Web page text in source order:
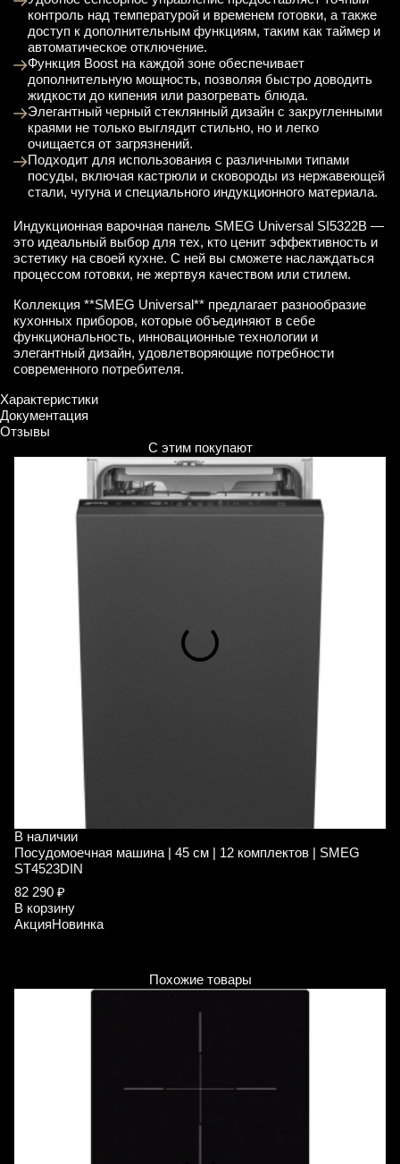
контроль над температурой и временем готовки, а также
доступ к дополнительным функциям, таким как таймер и
автоматическое отключение.
Функция Boost на каждой зоне обеспечивает
дополнительную мощность, позволяя быстро доводить
жидкости до кипения или разогревать блюда.
Элегантный черный стеклянный дизайн с закругленными
краями не только выглядит стильно, но и легко
очищается от загрязнений.
Подходит для использования с различными типами
посуды, включая кастрюли и сковороды из нержавеющей
стали, чугуна и специального индукционного материала.
Индукционная варочная панель SMEG Universal SI5322B —
это идеальный выбор для тех, кто ценит эффективность и
эстетику на своей кухне. С ней вы сможете наслаждаться
процессом готовки, не жертвуя качеством или стилем.
Коллекция **SMEG Universal** предлагает разнообразие
кухонных приборов, которые объединяют в себе
функциональность, инновационные технологии и
элегантный дизайн, удовлетворяющие потребности
современного потребителя.
Характеристики
Документация
Отзывы
С этим покупают
В наличии
Посудомоечная машина | 45 см | 12 комплектов | SMEG
ST4523DIN
82 290 ₽
В корзину
АкцияНовинка
Похожие товары